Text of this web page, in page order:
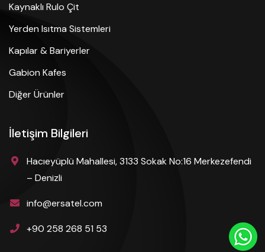
Kaynaklı Rulo Çit
Yerden Isıtma Sistemleri
Kapılar & Bariyerler
Gabion Kafes
Diğer Ürünler
İletişim Bilgileri
Hacıeyüplü Mahallesi, 3133 Sokak No:16 Merkezefendi
– Denizli
info@ersatel.com
+90 258 268 51 53